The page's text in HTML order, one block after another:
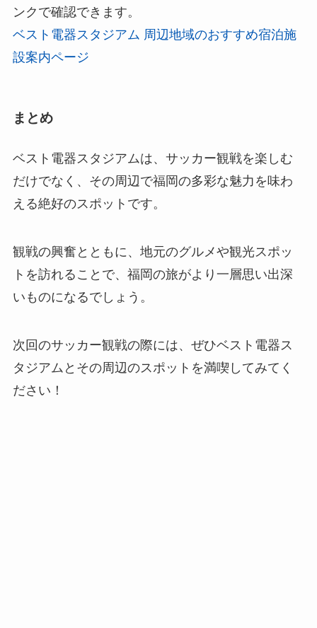
ンクで確認できます。
ベスト電器スタジアム 周辺地域のおすすめ宿泊施
設案内ページ
まとめ
ベスト電器スタジアムは、サッカー観戦を楽しむ
だけでなく、その周辺で福岡の多彩な魅力を味わ
える絶好のスポットです。
観戦の興奮とともに、地元のグルメや観光スポッ
トを訪れることで、福岡の旅がより一層思い出深
いものになるでしょう。
次回のサッカー観戦の際には、ぜひベスト電器ス
タジアムとその周辺のスポットを満喫してみてく
ださい！